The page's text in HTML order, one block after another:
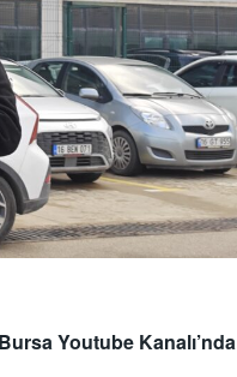
Youtube Kanalı’nda